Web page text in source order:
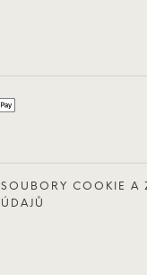
SOUBORY COOKIE A
ÚDAJŮ